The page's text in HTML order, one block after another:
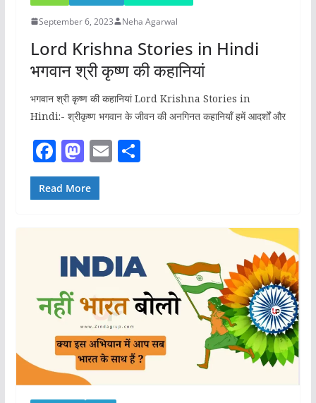
September 6, 2023 Neha Agarwal
Lord Krishna Stories in Hindi
भगवान श्री कृष्ण की कहानियां
भगवान श्री कृष्ण की कहानियां Lord Krishna Stories in
Hindi:- श्रीकृष्ण भगवान के जीवन की अनगिनत कहानियाँ हमें आदर्शों और
F
a
c
o
o
k
M
a
st
o
n
E
m
S
Read More